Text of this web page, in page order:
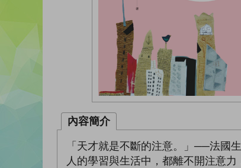
內容簡介
「天才就是不斷的注意。」──法國
人的學習與生活中，都離不開注意